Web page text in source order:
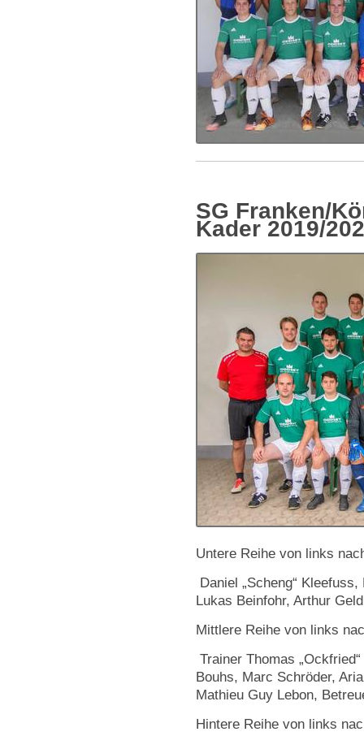
SG Franken/
Kader 2019/
Untere Reihe von links
Daniel „Scheng“
Lukas Beinfohr, Arthur
Mittlere Reihe von links
Trainer Thomas
Bouhs, Marc Schröder,
Mathieu Guy Lebon,
Hintere Reihe von links